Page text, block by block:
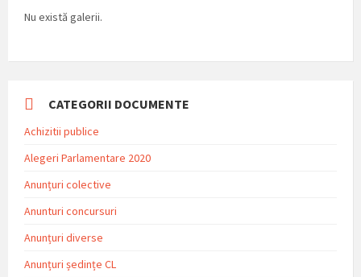
Nu există galerii.
CATEGORII DOCUMENTE
Achizitii publice
Alegeri Parlamentare 2020
Anunțuri colective
Anunturi concursuri
Anunțuri diverse
Anunțuri ședințe CL